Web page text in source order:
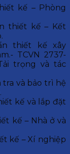
kế – Phòng
thiết kế – Kết
thiết kế xây
TCVN 2737-
trọng và tác
tra và bảo trì hệ
kế và lắp đặt
kế – Nhà ở và
kế – Xí nghiệp